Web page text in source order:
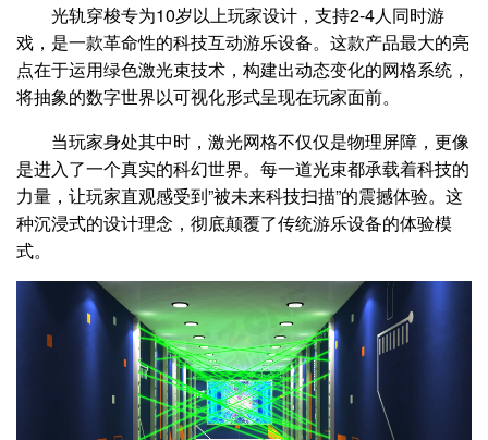
光轨穿梭专为10岁以上玩家设计，支持2-4人同时游
戏，是一款革命性的科技互动游乐设备。这款产品最大的亮
点在于运用绿色激光束技术，构建出动态变化的网格系统，
将抽象的数字世界以可视化形式呈现在玩家面前。
当玩家身处其中时，激光网格不仅仅是物理屏障，更像
是进入了一个真实的科幻世界。每一道光束都承载着科技的
力量，让玩家直观感受到”被未来科技扫描”的震撼体验。这
种沉浸式的设计理念，彻底颠覆了传统游乐设备的体验模
式。